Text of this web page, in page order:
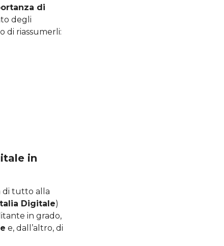
di
degli
di riassumerli:
in
di tutto alla
Digitale)
in grado,
e, dall’altro, di